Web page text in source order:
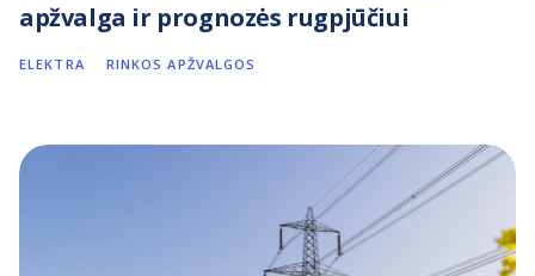
apžvalga ir prognozės rugpjūčiui
ELEKTRA RINKOS APŽVALGOS